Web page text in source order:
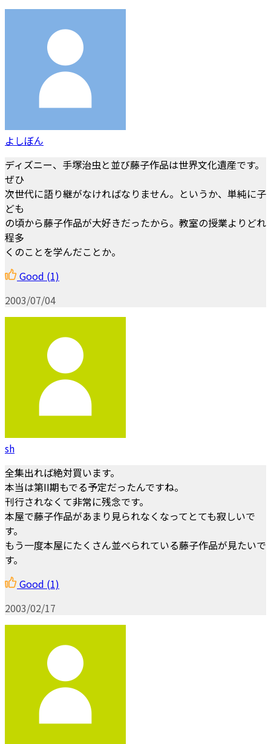
よしぼん
ディズニー、手塚治虫と並び藤子作品は世界文化遺産です。
ぜひ
次世代に語り継がなければなりません。というか、単純に子
ども
の頃から藤子作品が大好きだったから。教室の授業よりどれ
程多
くのことを学んだことか。
Good (1)
2003/07/04
sh
全集出れば絶対買います。
本当は第II期もでる予定だったんですね。
刊行されなくて非常に残念です。
本屋で藤子作品があまり見られなくなってとても寂しいで
す。
もう一度本屋にたくさん並べられている藤子作品が見たいで
す。
Good (1)
2003/02/17